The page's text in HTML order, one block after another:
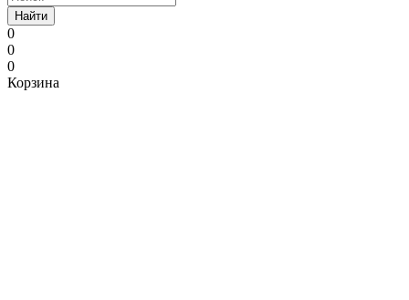
Найти
0
0
0
Корзина